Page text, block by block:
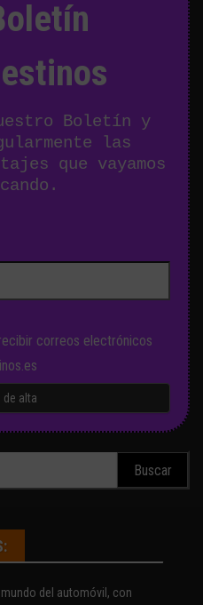
Boletín y
las
que vayamos
correos electrónicos
del automóvil, con